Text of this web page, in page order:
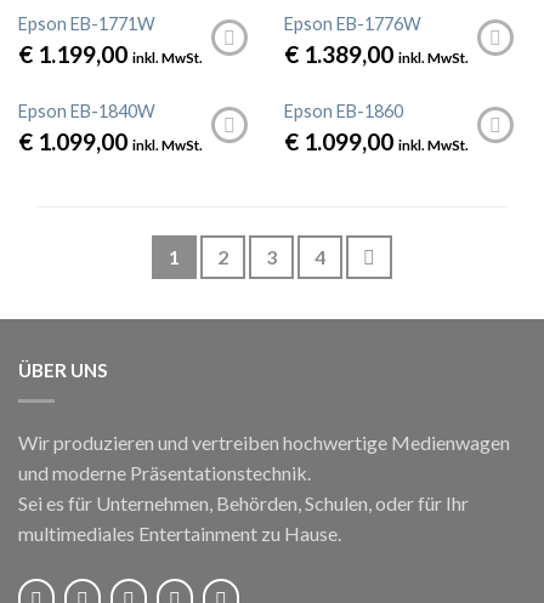
Epson EB-1771W
€ 1.199,00 inkl. MwSt.
Epson EB-1776W
€ 1.389,00 inkl. MwSt.
Epson EB-1840W
€ 1.099,00 inkl. MwSt.
Epson EB-1860
€ 1.099,00 inkl. MwSt.
1 2 3 4
ÜBER UNS
Wir produzieren und vertreiben hochwertige Medienwagen
und moderne Präsentationstechnik.
Sei es für Unternehmen, Behörden, Schulen, oder für Ihr
multimediales Entertainment zu Hause.